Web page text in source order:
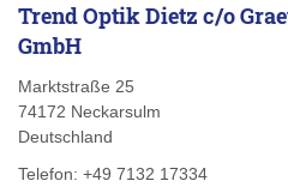
Trend Optik Dietz c/o
GmbH
Marktstraße 25
74172 Neckarsulm
Deutschland
Telefon: +49 7132 17334